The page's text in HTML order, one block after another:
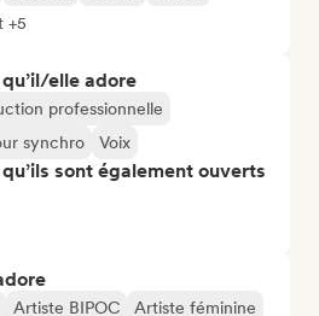
+5
elle adore
professionnelle
synchro Voix
sont également ouverts
Artiste BIPOC
Artiste féminine